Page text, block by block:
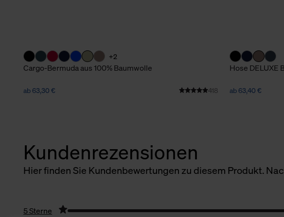
+2
Cargo-Bermuda aus 100% Baumwolle
ab 63,30 € 418
Hose DELUXE
ab 63,40 €
Kundenrezensionen
Hier finden Sie Kundenbewertungen zu diesem Produkt.
5 Sterne